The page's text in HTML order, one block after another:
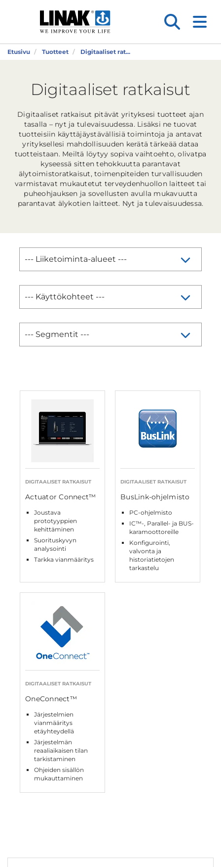
Etusivu Tuotteet Digitaaliset rat...
Digitaaliset ratkaisut
Digitaaliset ratkaisut pitävät yrityksesi tuotteet ajan
tasalla – nyt ja tulevaisuudessa. Lisäksi ne tuovat
tuotteisiin käyttäjäystävällisiä toimintoja ja antavat
yrityksellesi mahdollisuuden kerätä tärkeää dataa
tuotteistaan. Meiltä löytyy sopiva vaihtoehto, olivatpa
kyseessä sitten tehokkuutta parantavat
älytoimistoratkaisut, toimenpiteiden turvallisuuden
varmistavat mukautetut terveydenhuollon laitteet tai
puheohjauksen ja sovellusten avulla mukavuutta
parantavat älykotien laitteet. Nyt ja tulevaisuudessa.
DIGITAALISET RATKAISUT
Actuator Connect™
Joustava
prototyyppien
kehittäminen
Suorituskyvyn
analysointi
Tarkka vianmääritys
DIGITAALISET RATKAISUT
BusLink-ohjelmisto
PC-ohjelmisto
IC™-, Parallel- ja BUS-
karamoottoreille
Konfigurointi,
valvonta ja
historiatietojen
tarkastelu
DIGITAALISET RATKAISUT
OneConnect™
Järjestelmien
vianmääritys
etäyhteydellä
Järjestelmän
reaaliaikaisen tilan
tarkistaminen
Ohjeiden sisällön
mukauttaminen